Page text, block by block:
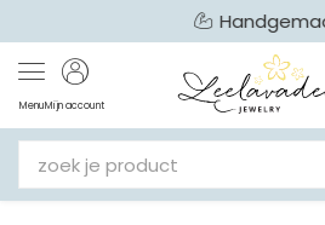
MenuMijn account